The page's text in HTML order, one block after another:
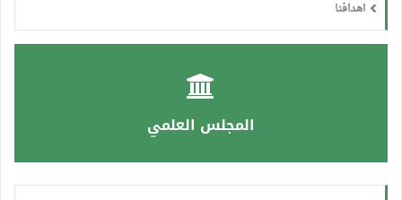
اهدافنا
المجلس العلمي